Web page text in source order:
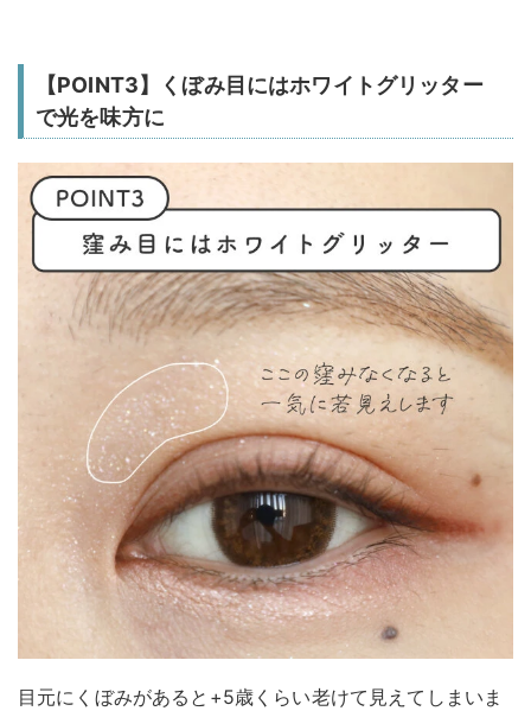
【POINT3】くぼみ目にはホワイトグリッター
で光を味方に
目元にくぼみがあると+5歳くらい老けて見えてしまいま